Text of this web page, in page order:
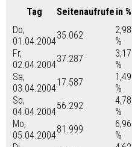
Tag Seitenaufrufe in %
Do,
01.04.2004
35.062
2,98
%
Fr,
02.04.2004
37.287
3,17
%
Sa,
03.04.2004
17.587
1,49
%
So,
04.04.2004
56.292
4,78
%
Mo,
05.04.2004
81.999
6,96
%